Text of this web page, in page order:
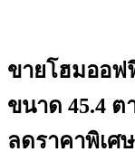
ขายโฮมออ
ขนาด 45.4 ต
ลดราคาพิเศษ